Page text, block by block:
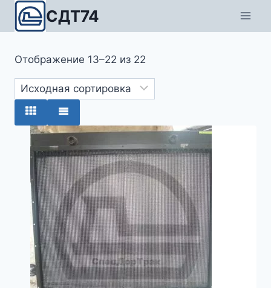
Перейти СДТ74
Отображение 13–22 из 22